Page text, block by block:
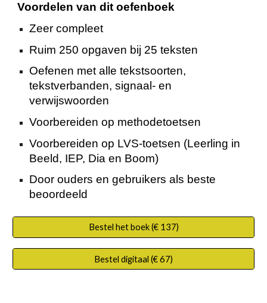
Voordelen van dit oefenboek
Zeer compleet
Ruim 250 opgaven bij 25 teksten
Oefenen met alle tekstsoorten,
tekstverbanden, signaal- en
verwijswoorden
Voorbereiden op methodetoetsen
Voorbereiden op LVS-toetsen (Leerling in
Beeld, IEP, Dia en Boom)
Door ouders en gebruikers als beste
beoordeeld
Bestel het boek (€ 137)
Bestel digitaal (€ 67)